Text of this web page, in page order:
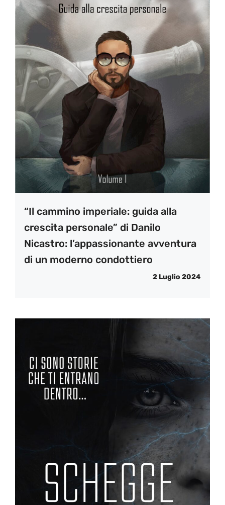
“Il cammino imperiale: guida alla
crescita personale” di Danilo
Nicastro: l’appassionante avventura
di un moderno condottiero
2 Luglio 2024